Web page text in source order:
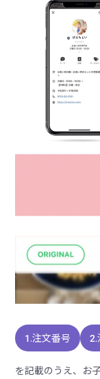
1.注文番号 2.
を記載のうえ、お